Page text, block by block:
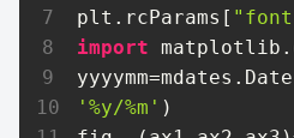
plt.rcParams[
import
'%y/%m' )